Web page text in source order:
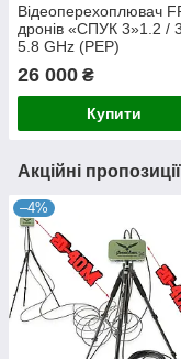
Відеоперехоплювач
дронів «СПУК 3»1.2 /
5.8 GHz (РЕР)
26 000 ₴
Купити
Акційні
–4%